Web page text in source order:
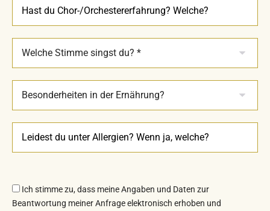
t
t
s
s
e Ich stimme zu, dass meine Angaben und Daten zur
Beantwortung meiner Anfrage elektronisch erhoben und